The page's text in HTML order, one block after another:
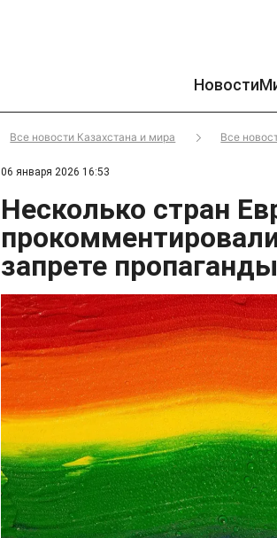
Новости
Все новости Казахстана и мира Все
06 января 2026 16:53
Несколько стран
запрете